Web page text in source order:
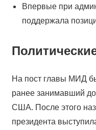
Впервые при
поддержала
На пост главы МИД
ранее занимавший
США. После этого
президента